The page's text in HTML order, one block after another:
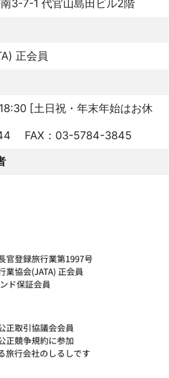
3-7-1 代官山島田ビル2階
正会員
[土日祝・年末年始はお休
FAX： 03-5784-3845